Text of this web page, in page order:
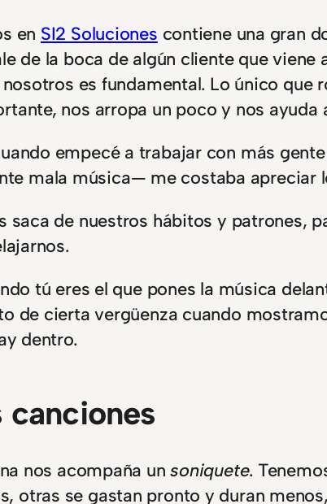
en SI2 Soluciones contiene una gran
de la boca de algún cliente que
es fundamental. Lo único
nos arropa un poco y nos ayuda
empecé a trabajar con más
mala música— me costaba apreciar
saca de nuestros hábitos y patrones,
tú eres el que pones la música
de cierta vergüenza cuando
dentro.
canciones
nos acompaña unsoniquete.
otras se gastan pronto y duran